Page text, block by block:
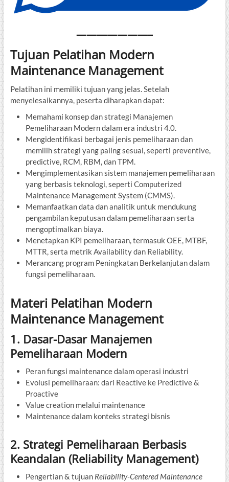
———————–
Tujuan Pelatihan Modern
Maintenance Management
Pelatihan ini memiliki tujuan yang jelas. Setelah
menyelesaikannya, peserta diharapkan dapat:
Memahami konsep dan strategi Manajemen
Pemeliharaan Modern dalam era industri 4.0.
Mengidentifikasi berbagai jenis pemeliharaan dan
memilih strategi yang paling sesuai, seperti preventive,
predictive, RCM, RBM, dan TPM.
Mengimplementasikan sistem manajemen pemeliharaan
yang berbasis teknologi, seperti Computerized
Maintenance Management System (CMMS).
Memanfaatkan data dan analitik untuk mendukung
pengambilan keputusan dalam pemeliharaan serta
mengoptimalkan biaya.
Menetapkan KPI pemeliharaan, termasuk OEE, MTBF,
MTTR, serta metrik Availability dan Reliability.
Merancang program Peningkatan Berkelanjutan dalam
fungsi pemeliharaan.
Materi Pelatihan Modern
Maintenance Management
1. Dasar-Dasar Manajemen
Pemeliharaan Modern
Peran fungsi maintenance dalam operasi industri
Evolusi pemeliharaan: dari Reactive ke Predictive &
Proactive
Value creation melalui maintenance
Maintenance dalam konteks strategi bisnis
2. Strategi Pemeliharaan Berbasis
Keandalan (Reliability Management)
Pengertian & tujuan Reliability-Centered Maintenance